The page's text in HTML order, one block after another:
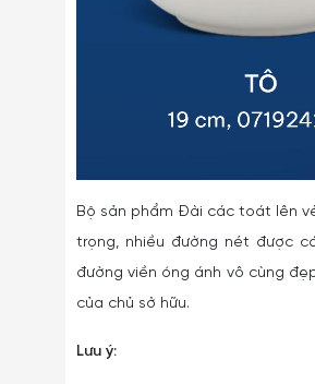
Bộ sản phẩm Đài các toát lên
trọng, nhiều đường nét được
đường viền óng ánh vô cùng
của chủ sở hữu.
Lưu ý: